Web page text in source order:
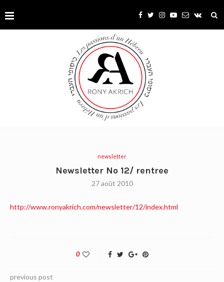
newsletter
Newsletter No 12/ rentree
27 août 2010
http://www.ronyakrich.com/newsletter/12/index.html
0
previous post